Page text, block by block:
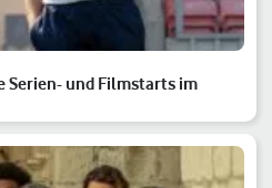
Serien- und Filmstarts im